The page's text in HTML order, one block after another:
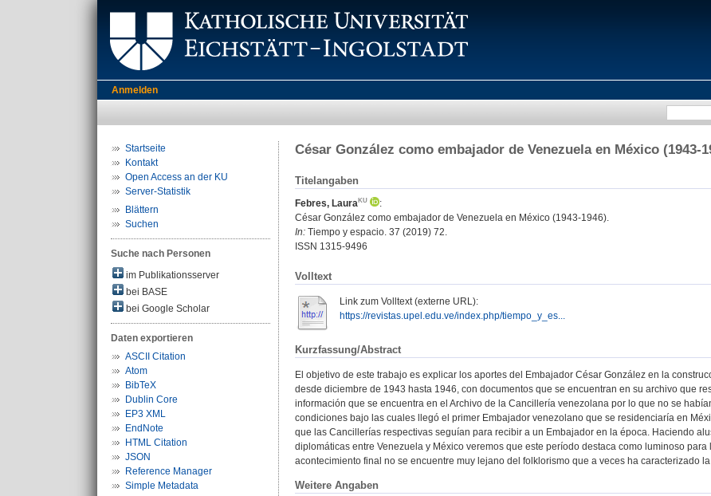
Anmelden
Startseite
Kontakt
Open Access an der KU
Server-Statistik
Blättern
Suchen
Suche nach Personen
im Publikationsserver
bei BASE
bei Google Scholar
Daten exportieren
ASCII Citation
Atom
BibTeX
Dublin Core
EP3 XML
EndNote
HTML Citation
JSON
Reference Manager
Simple Metadata
César González como embajador de Venezuela en México (1943-
Titelangaben
Febres, Laura
:
César González como embajador de Venezuela en México (1943-1946).
In: Tiempo y espacio. 37 (2019) 72.
ISSN 1315-9496
Volltext
Link zum Volltext (externe URL):
https://revistas.upel.edu.ve/index.php/tiempo_y_es...
Kurzfassung/Abstract
El objetivo de este trabajo es explicar los aportes del Embajador César González en la
desde diciembre de 1943 hasta 1946, con documentos que se encuentran en su archivo que
información que se encuentra en el Archivo de la Cancillería venezolana por lo que no se
condiciones bajo las cuales llegó el primer Embajador venezolano que se residenciaría en
que las Cancillerías respectivas seguían para recibir a un Embajador en la época. Haciendo
diplomáticas entre Venezuela y México veremos que este período destaca como luminoso
acontecimiento final no se encuentre muy lejano del folklorismo que a veces ha caracterizado
Weitere Angaben